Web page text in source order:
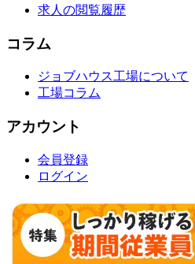
求人の閲覧履歴
コラム
ジョブハウス工場について
工場コラム
アカウント
会員登録
ログイン